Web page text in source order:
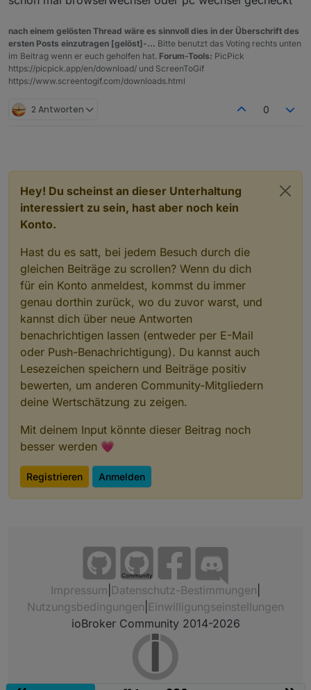
gesucht, dort stehen nur die 7 drinn und auch das
Datum von heute passt ? Ich weiß nicht welche Datei
iQontrol dann aufruft ?
nach einem gelösten Thread wäre es sinnvoll dies in der Überschrift des
ersten Posts einzutragen [gelöst]-... Bitte benutzt das Voting rechts unten
im Beitrag wenn er euch geholfen hat. Forum-Tools: PicPick
https://picpick.app/en/download/ und ScreenToGif
https://www.screentogif.com/downloads.html
2 Antworten 0
Hey! Du scheinst an dieser Unterhaltung
interessiert zu sein, hast aber noch kein
Konto.
Hast du es satt, bei jedem Besuch durch die
gleichen Beiträge zu scrollen? Wenn du dich
für ein Konto anmeldest, kommst du immer
genau dorthin zurück, wo du zuvor warst, und
kannst dich über neue Antworten
benachrichtigen lassen (entweder per E-Mail
oder Push-Benachrichtigung). Du kannst auch
Lesezeichen speichern und Beiträge positiv
bewerten, um anderen Community-Mitgliedern
deine Wertschätzung zu zeigen.
Mit deinem Input könnte dieser Beitrag noch
besser werden 💗
Registrieren Anmelden
Community
Impressum Datenschutz-Bestimmungen
Nutzungsbedingungen Einwilligungseinstellungen
ioBroker Community 2014-2026